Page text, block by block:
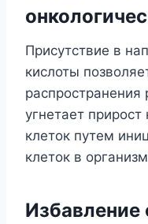
Присутствие в
кислоты
распространения
угнетает
клеток путем
клеток в
Избавление